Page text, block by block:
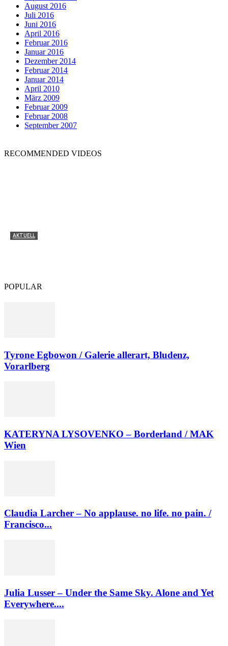
August 2016
Juli 2016
Juni 2016
April 2016
Februar 2016
Januar 2016
Dezember 2014
Februar 2014
Januar 2014
April 2010
März 2009
Februar 2009
Februar 2008
September 2007
RECOMMENDED VIDEOS
AKTUELL
POPULAR
Tyrone Egbowon / Galerie allerart, Bludenz,
Vorarlberg
KATERYNA LYSOVENKO – Borderland / MAK
Wien
Claudia Larcher – No applause. no life. no pain. /
Francisco...
Julia Lusser – Under the Same Sky. Alone and Yet
Everywhere....